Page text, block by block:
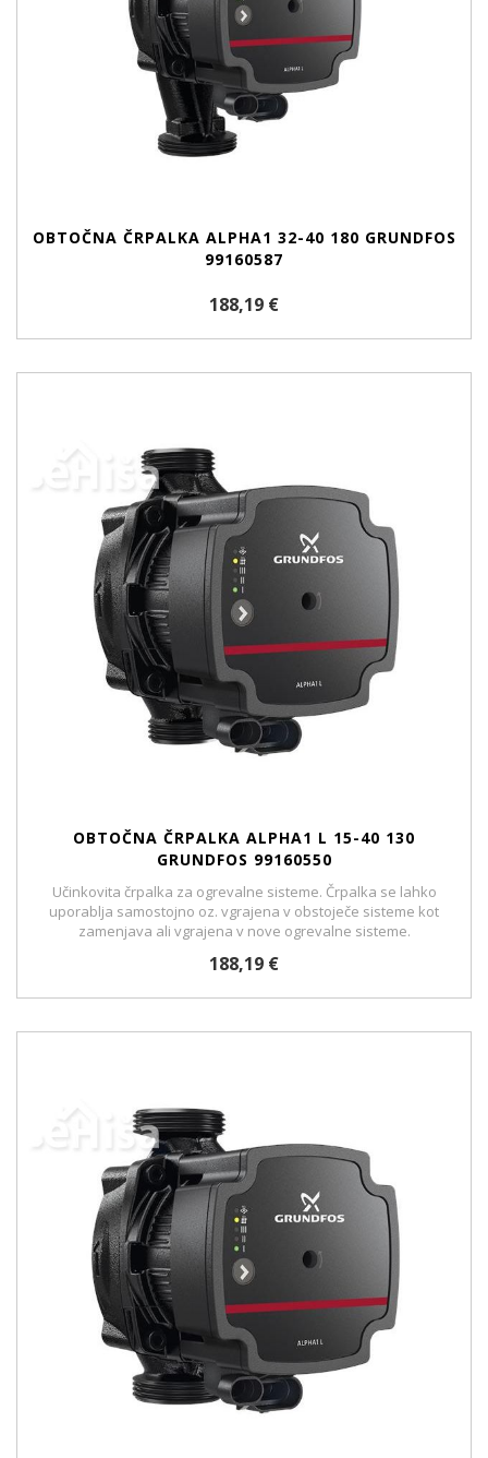
OBTOČNA ČRPALKA ALPHA1 32-40 180 GRUNDFOS
99160587
188,19 €
OBTOČNA ČRPALKA ALPHA1 L 15-40 130
GRUNDFOS 99160550
Učinkovita črpalka za ogrevalne sisteme. Črpalka se lahko
uporablja samostojno oz. vgrajena v obstoječe sisteme kot
zamenjava ali vgrajena v nove ogrevalne sisteme.
188,19 €